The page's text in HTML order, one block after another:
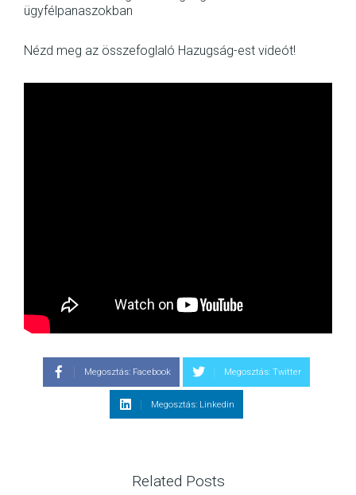
ügyfélpanaszokban
Nézd meg az összefoglaló Hazugság-est videót!
Megosztás: Facebook Megosztás: Twitter
Megosztás: Linkedin
Related Posts